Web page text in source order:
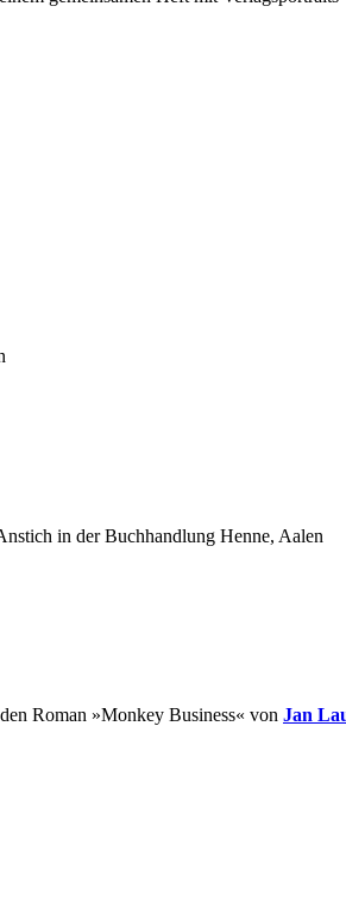
in der Buchhandlung Henne, Aalen
den Roman »Monkey Business« von Jan